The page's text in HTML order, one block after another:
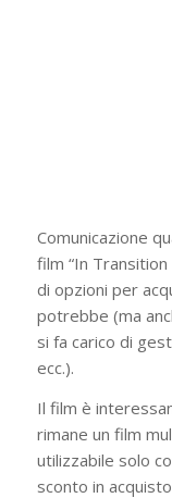
Comunicazione
film “In Transition
di opzioni per
potrebbe (ma
si fa carico di
ecc.).
Il film è
rimane un film
utilizzabile solo
sconto in